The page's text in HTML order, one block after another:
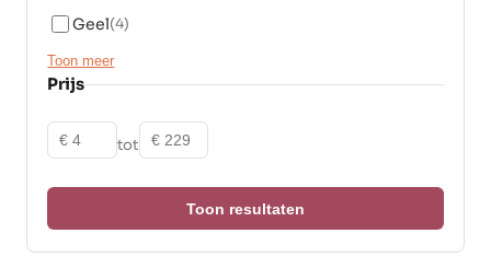
Geel(4)
Toon meer
Prijs
Vanaf
tot
Tot
Toon resultaten